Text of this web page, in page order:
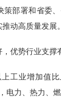
策部署和省委
推动高质量发展
优势行业支撑
工业增加值 比
电力、热力、